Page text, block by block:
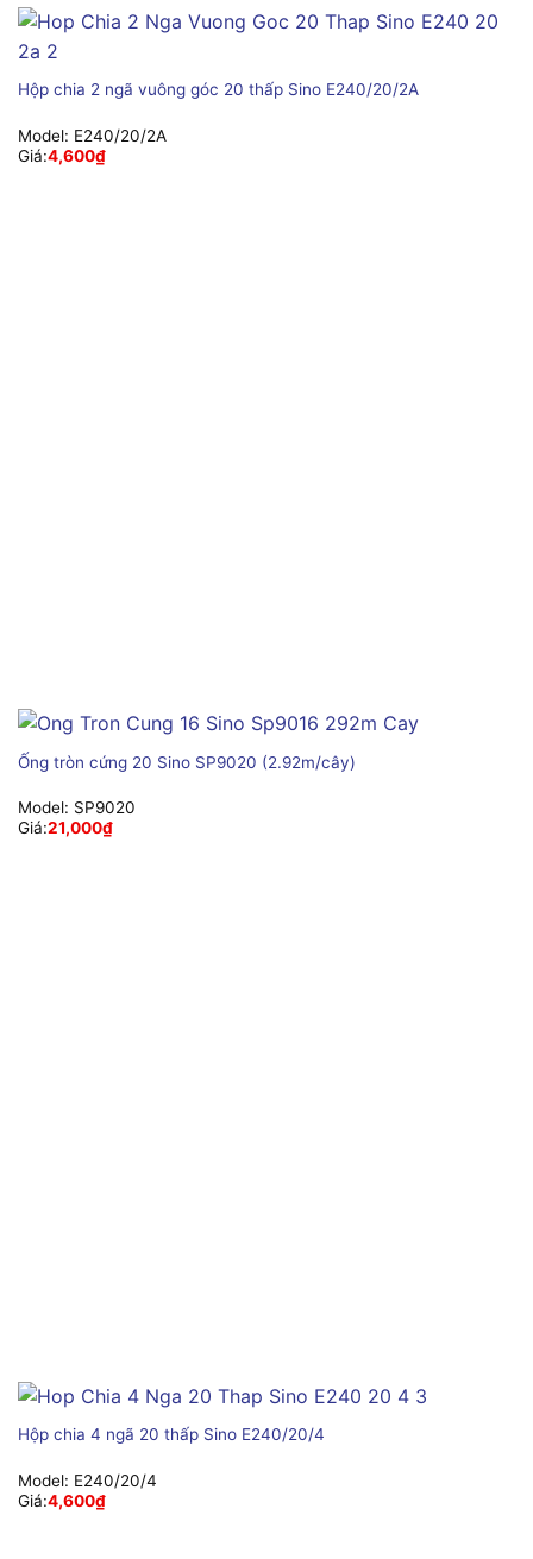
Hộp chia 2 ngã vuông góc 20 thấp Sino E240/20/2A
Model: E240/20/2A
Giá:4,600₫
Ống tròn cứng 20 Sino SP9020 (2.92m/cây)
Model: SP9020
Giá:21,000₫
Hộp chia 4 ngã 20 thấp Sino E240/20/4
Model: E240/20/4
Giá:4,600₫